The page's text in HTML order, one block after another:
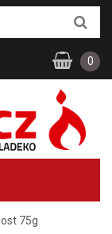
75g
0